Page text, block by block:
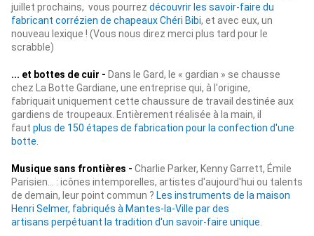
juillet prochains, vous pourrez découvrir les savoir-faire du
fabricant corrézien de chapeaux Chéri Bibi, et avec eux, un
nouveau lexique ! (Vous nous direz merci plus tard pour le
scrabble)
... et bottes de cuir - Dans le Gard, le « gardian » se chausse
chez La Botte Gardiane, une entreprise qui, à l'origine,
fabriquait uniquement cette chaussure de travail destinée aux
gardiens de troupeaux. Entièrement réalisée à la main, il
faut plus de 150 étapes de fabrication pour la confection d'une
botte
Musique sans frontières - Charlie Parker, Kenny Garrett, Émile
Parisien... : icônes intemporelles, artistes d'aujourd'hui ou talents
de demain, leur point commun ? Les instruments de la maison
Henri Selmer, fabriqués à Mantes-la-Ville par des
artisans perpétuant la tradition d'un savoir-faire unique